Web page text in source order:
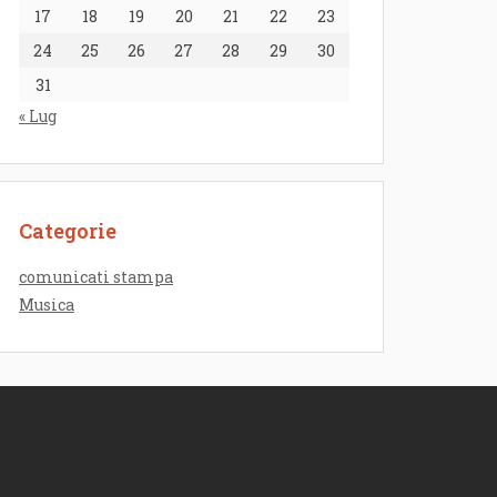
17
18 19 20 21 22
23
24
25 26 27 28 29
30
31
« Lug
Categorie
comunicati stampa
Musica